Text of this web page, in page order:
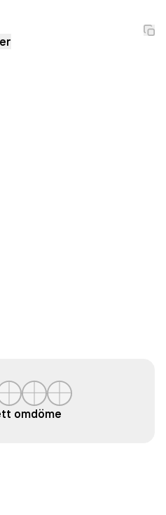
omdöme